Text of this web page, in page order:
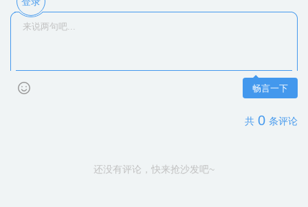
畅言一下
共 0 条评论
还没有评论，快来抢沙发吧~